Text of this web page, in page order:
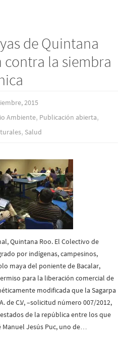
de Quintana
contra la siembra
2015
Ambiente, Publicación abierta,
, Salud
Quintana Roo. El Colectivo de
por indígenas, campesinos,
maya del poniente de Bacalar,
para la liberación comercial de
modificada que la Sagarpa
de C.V, –solicitud número 007/2012,
de la república entre los que
Manuel Jesús Puc, uno de…